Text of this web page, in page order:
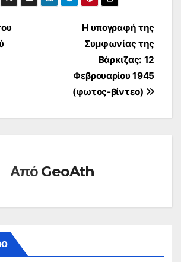
Η υπογραφή της
Συμφωνίας της
Βάρκιζας: 12
Φεβρουαρίου 1945
(φωτος-βίντεο)
Από GeoAth